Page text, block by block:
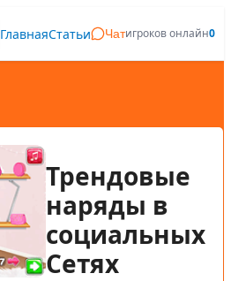
ГлавнаяСтатьи Чатигроков онлайн0
Трендовые
наряды в
социальных
Сетях